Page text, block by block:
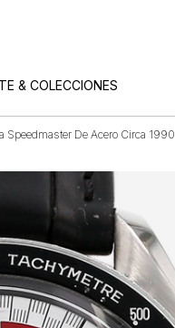
& COLECCIONES
Speedmaster De Acero Circa 1990